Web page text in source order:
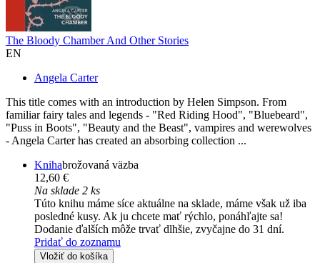
The Bloody Chamber And Other Stories
EN
Angela Carter
This title comes with an introduction by Helen Simpson. From
familiar fairy tales and legends - "Red Riding Hood", "Bluebeard",
"Puss in Boots", "Beauty and the Beast", vampires and werewolves
- Angela Carter has created an absorbing collection ...
Knihabrožovaná väzba
12,60 €
Na sklade 2 ks
Túto knihu máme síce aktuálne na sklade, máme však už iba
posledné kusy. Ak ju chcete mať rýchlo, ponáhľajte sa!
Dodanie ďalších môže trvať dlhšie, zvyčajne do 31 dní.
Pridať do zoznamu
Vložiť do košíka